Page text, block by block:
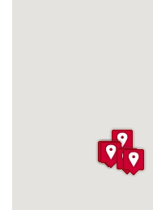
большой в мире ковер
чистого золота и